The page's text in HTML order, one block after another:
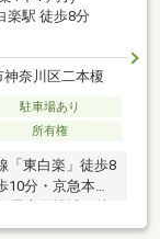
楽駅 徒歩8分
奈川区二本榎
駐車場あり
所有権
「東白楽」徒歩8
10分・京急本
は最大高さ約